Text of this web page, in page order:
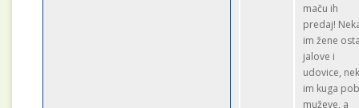
maču ih
predaj!
im žene
jalove i
udovice,
im kuga
muževe, a